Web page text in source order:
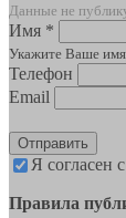
Данные не
Имя *
Укажите Ваше
Телефон
Email
Отправить
Я согласен
Правила